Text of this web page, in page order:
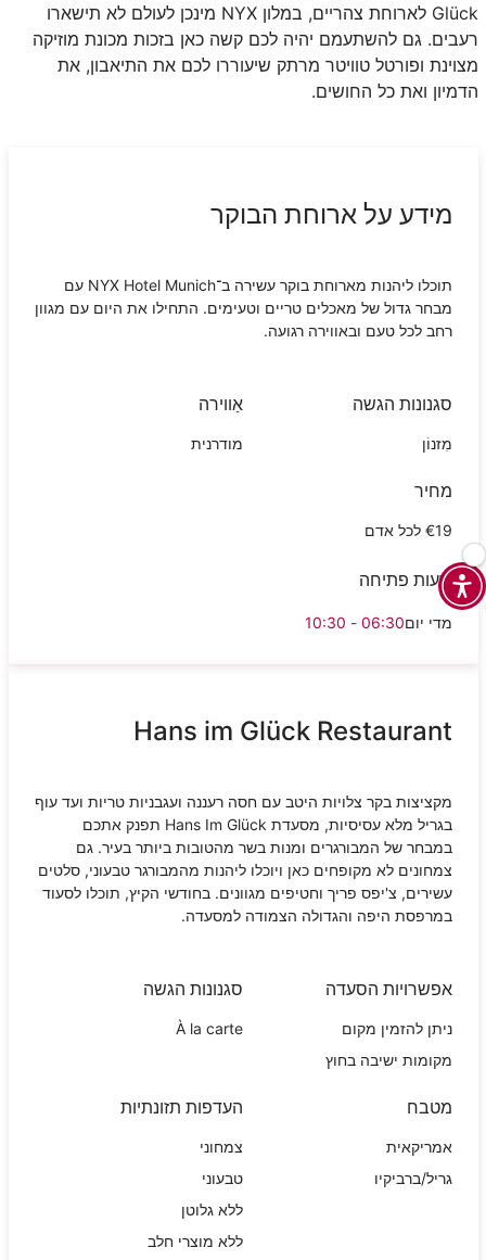
Glück לארוחת צהריים, במלוןNYX מינכן לעולם לא תישארו
רעבים. גם להשתעמם יהיה לכם קשה כאן בזכות מכונת מוזיקה
מצוינת ופורטל טוויטר מרתק שיעוררו לכם את התיאבון, את
הדמיון ואת כל החושים.
מידע על ארוחת הבוקר
תוכלו ליהנות מארוחת בוקר עשירה ב־NYX Hotel Munich עם
מבחר גדול של מאכלים טריים וטעימים. התחילו את היום עם מגוון
רחב לכל טעם ובאווירה רגועה.
סגנונות הגשה
מִזנוֹן
אַווירה
מודרנית
מחיר
€19 לכל אדם
שעות פתיחה
מדי יום06:30 - 10:30
Hans im Glück Restaurant
מקציצות בקר צלויות היטב עם חסה רעננה ועגבניות טריות ועד עוף
בגריל מלא עסיסיות, מסעדת Hans Im Glück תפנק אתכם
במבחר של המבורגרים ומנות בשר מהטובות ביותר בעיר. גם
צמחונים לא מקופחים כאן ויוכלו ליהנות מהמבורגר טבעוני, סלטים
עשירים, צ'יפס פריך וחטיפים מגוונים. בחודשי הקיץ, תוכלו לסעוד
במרפסת היפה והגדולה הצמודה למסעדה.
אפשרויות הסעדה
ניתן להזמין מקום
מקומות ישיבה בחוץ
סגנונות הגשה
À la carte
מטבח
אמריקאית
גריל/ברביקיו
העדפות תזונתיות
צמחוני
טבעוני
ללא גלוטן
ללא מוצרי חלב